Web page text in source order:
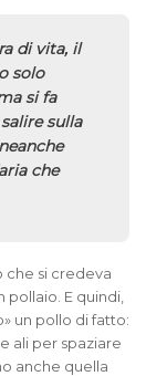
di vita, il
solo
si fa
sulla
che
che si credeva
pollaio. E quindi,
un pollo di fatto:
ali per spaziare
anche quella